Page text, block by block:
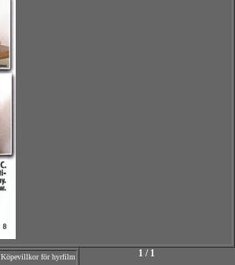
Köpevillkor för hyrfilm 1 / 1